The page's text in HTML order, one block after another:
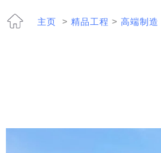
主页 > 精品工程 > 高端制造